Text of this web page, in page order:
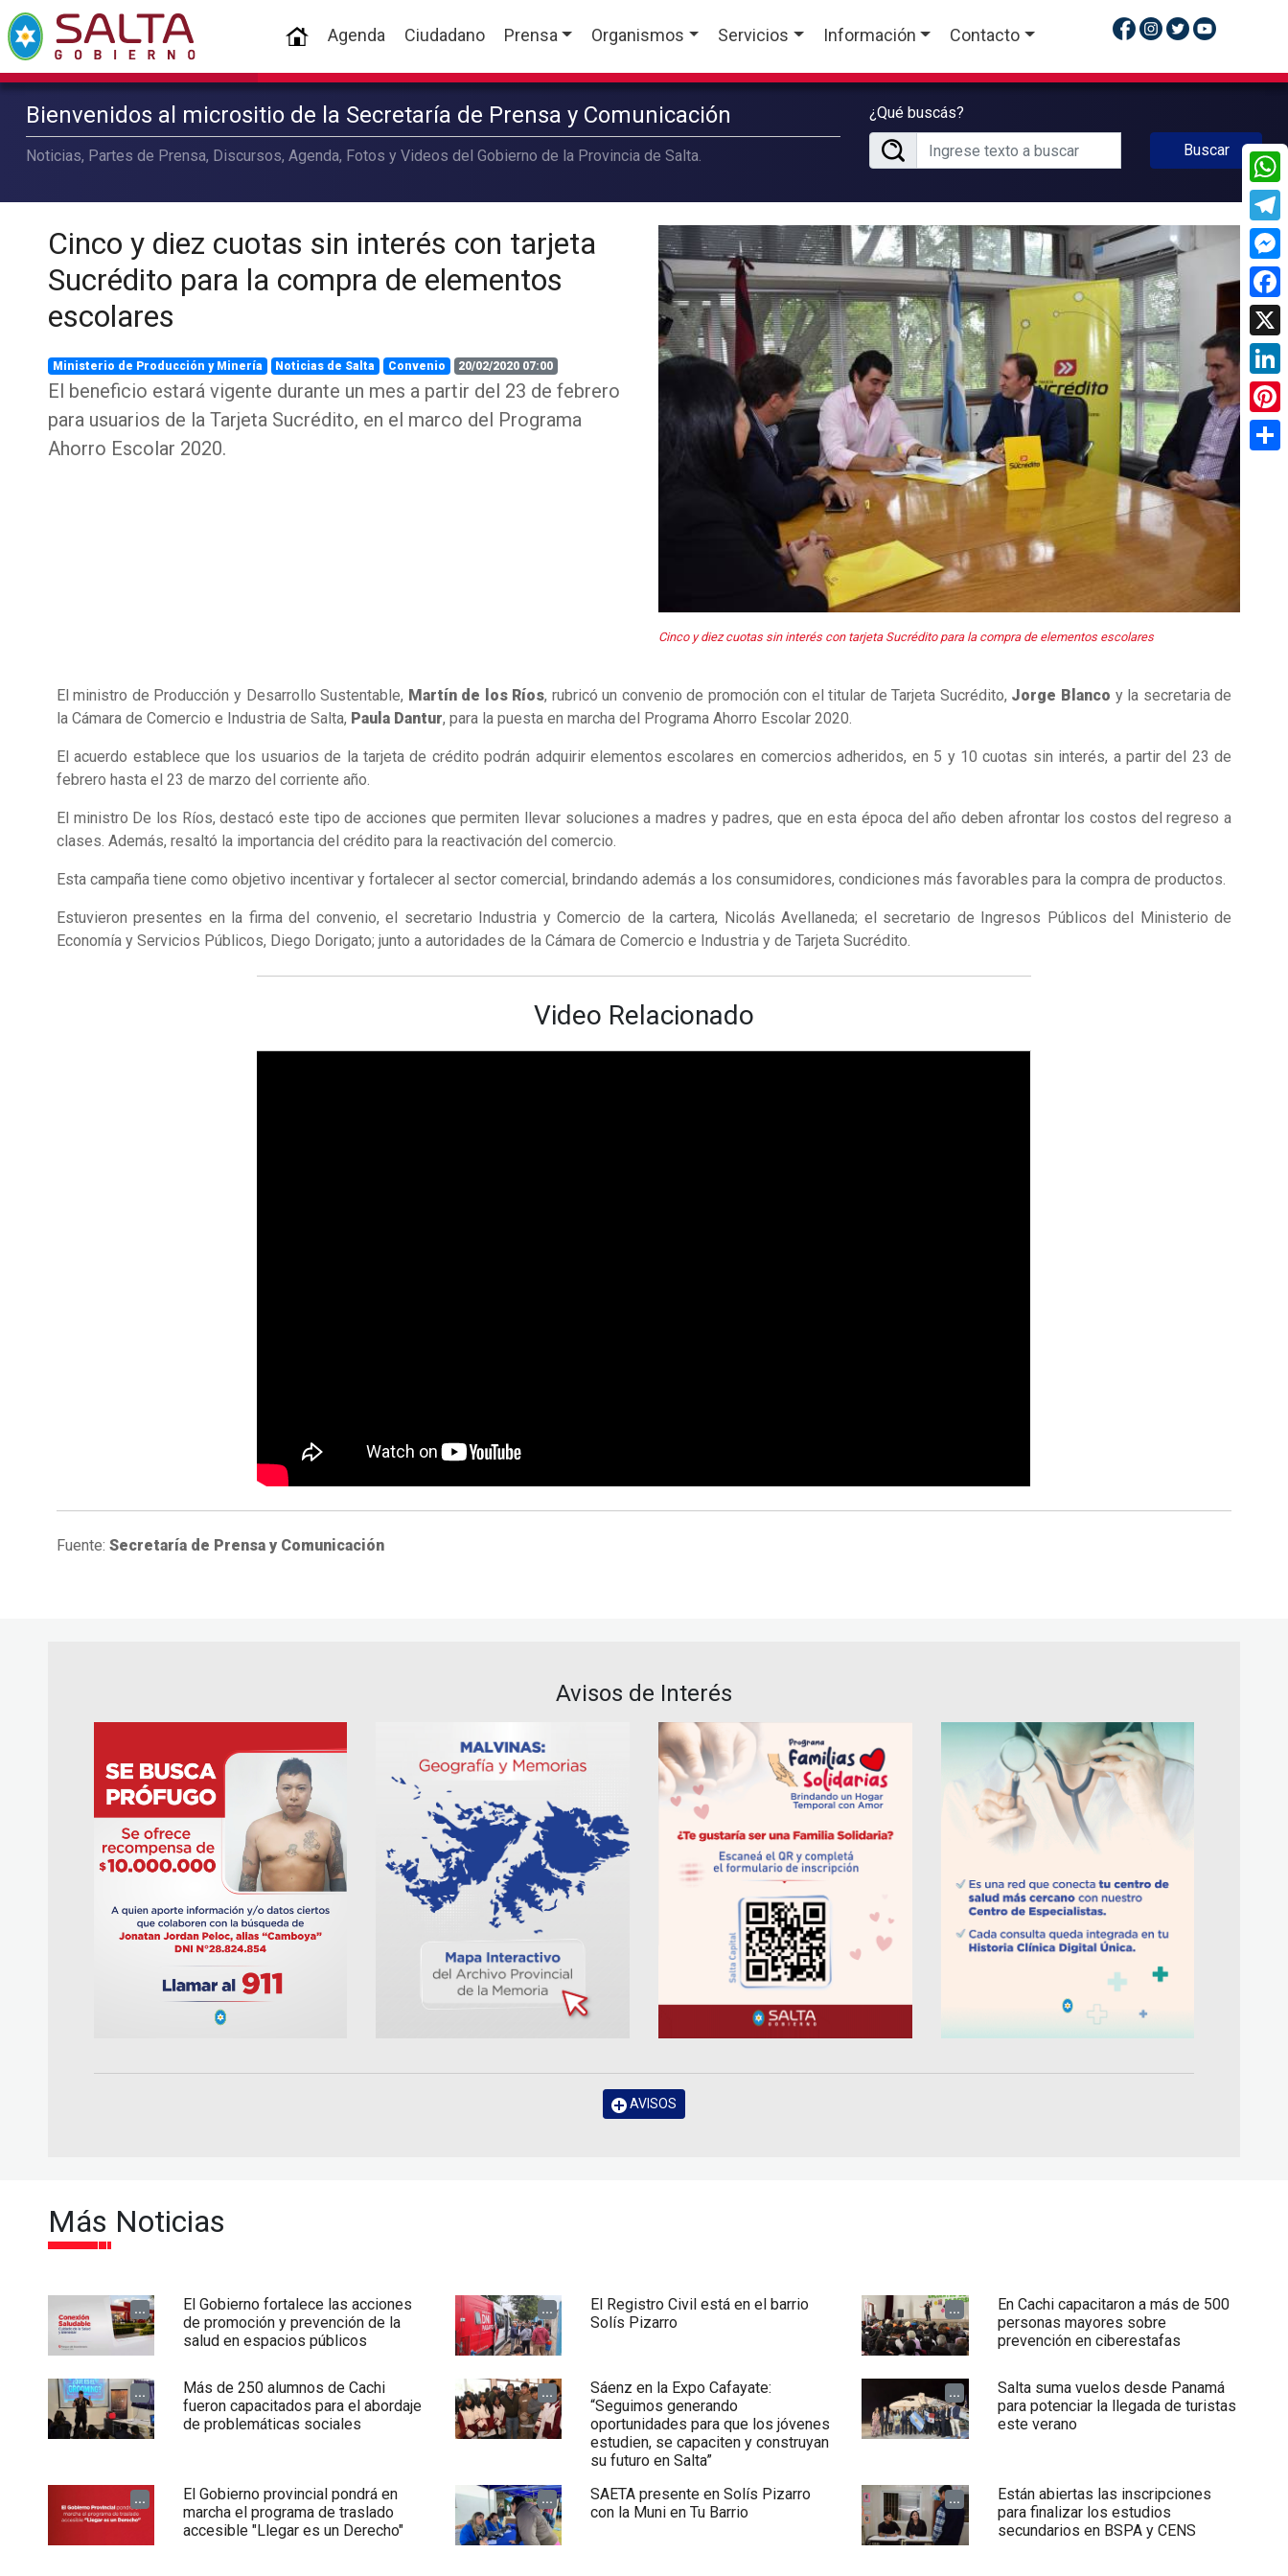
(current)
Agenda Ciudadano Prensa Organismos Servicios Información Contacto
Bienvenidos al micrositio de la Secretaría de Prensa y Comunicación
Noticias, Partes de Prensa, Discursos, Agenda, Fotos y Videos del Gobierno de la Provincia de Salta.
¿Qué buscás?
Buscar
Cinco y diez cuotas sin interés con tarjeta
Sucrédito para la compra de elementos
escolares
Ministerio de Producción y Minería Noticias de Salta Convenio 20/02/2020 07:00
El beneficio estará vigente durante un mes a partir del 23 de febrero
para usuarios de la Tarjeta Sucrédito, en el marco del Programa
Ahorro Escolar 2020.
Cinco y diez cuotas sin interés con tarjeta Sucrédito para la compra de elementos escolares
El ministro de Producción y Desarrollo Sustentable, Martín de los Ríos, rubricó un convenio de promoción con el titular de Tarjeta Sucrédito, Jorge Blanco y la secretaria de
la Cámara de Comercio e Industria de Salta, Paula Dantur, para la puesta en marcha del Programa Ahorro Escolar 2020.
El acuerdo establece que los usuarios de la tarjeta de crédito podrán adquirir elementos escolares en comercios adheridos, en 5 y 10 cuotas sin interés, a partir del 23 de
febrero hasta el 23 de marzo del corriente año.
El ministro De los Ríos, destacó este tipo de acciones que permiten llevar soluciones a madres y padres, que en esta época del año deben afrontar los costos del regreso a
clases. Además, resaltó la importancia del crédito para la reactivación del comercio.
Esta campaña tiene como objetivo incentivar y fortalecer al sector comercial, brindando además a los consumidores, condiciones más favorables para la compra de productos.
Estuvieron presentes en la firma del convenio, el secretario Industria y Comercio de la cartera, Nicolás Avellaneda; el secretario de Ingresos Públicos del Ministerio de
Economía y Servicios Públicos, Diego Dorigato; junto a autoridades de la Cámara de Comercio e Industria y de Tarjeta Sucrédito.
Video Relacionado
Fuente: Secretaría de Prensa y Comunicación
Avisos de Interés
AVISOS
Más Noticias
...
El Gobierno fortalece las acciones
de promoción y prevención de la
salud en espacios públicos
...
El Registro Civil está en el barrio
Solís Pizarro
...
En Cachi capacitaron a más de 500
personas mayores sobre
prevención en ciberestafas
...
Más de 250 alumnos de Cachi
fueron capacitados para el abordaje
de problemáticas sociales
...
Sáenz en la Expo Cafayate:
“Seguimos generando
oportunidades para que los jóvenes
estudien, se capaciten y construyan
su futuro en Salta”
...
Salta suma vuelos desde Panamá
para potenciar la llegada de turistas
este verano
...
El Gobierno provincial pondrá en
marcha el programa de traslado
accesible "Llegar es un Derecho"
...
SAETA presente en Solís Pizarro
con la Muni en Tu Barrio
...
Están abiertas las inscripciones
para finalizar los estudios
secundarios en BSPA y CENS
X